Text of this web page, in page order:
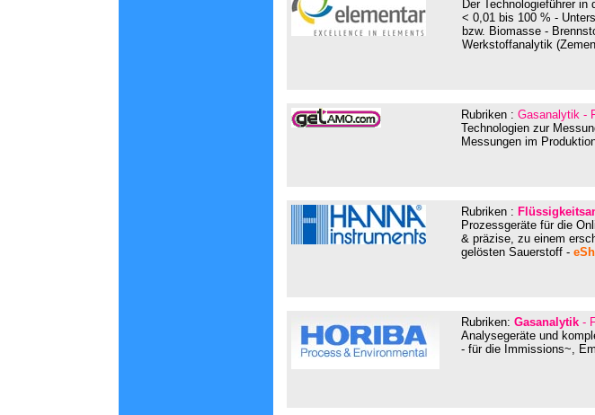
Der Technologieführer
< 0,01 bis 100 % -
bzw. Biomasse -
Werkstoffanalytik
Rubriken : Gasanalytik -
Technologien zur
Messungen im
Rubriken :
Prozessgeräte für die
& präzise, zu einem
gelösten Sauerstoff -
Rubriken: Gasanalytik -
Analysegeräte und
- für die Immissions~,